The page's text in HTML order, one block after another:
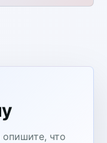
что